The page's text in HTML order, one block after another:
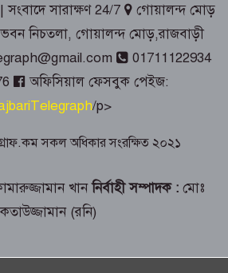
শ্রদ্ধাঞ্জলি
১৮০ পুরিয়া হেরোইনসহ ৮
আসামি রিনা গ্রেপ্তার
দিনব্যাপী নানা কর্মসূচি
সোয়া কোটি টাকার সড়কে দুই
ধস, নিম্নমানের কাজের অভিযোগ
বছর ধরে বিনা পারিশ্রমিকে কবর খুঁড়ছেন
| সংবাদে সারাক্ষণ 24/7
গোয়ালন্দ মোড়
ভবন নিচতলা, গোয়ালন্দ মোড়,রাজবাড়ী
01711122934
অফিসিয়াল ফেসবুক পেইজ:
/p>
সকল অধিকার সংরক্ষিত ২০২১
খাননির্বাহী সম্পাদক :মোঃ
(রনি)